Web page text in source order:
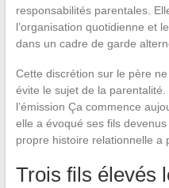
responsabilités parentales.
l’organisation quotidienne et
dans un cadre de garde
Cette discrétion sur le père
évite le sujet de la
l’émission Ça commence
elle a évoqué ses fils
propre histoire relationnelle a
Trois fils élevés